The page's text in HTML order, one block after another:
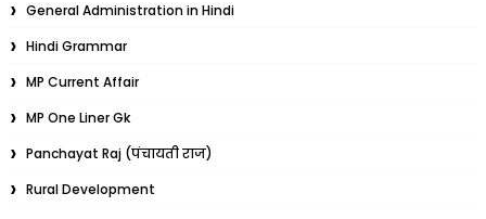
General Administration in Hindi
Hindi Grammar
MP Current Affair
MP One Liner Gk
Panchayat Raj (पंचायती राज)
Rural Development